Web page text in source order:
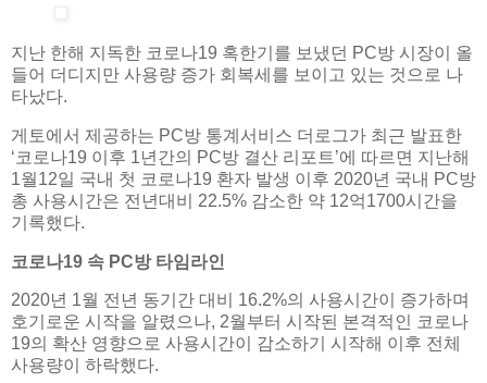
지난 한해 지독한 코로나19 혹한기를 보냈던 PC방 시장이 올
들어 더디지만 사용량 증가 회복세를 보이고 있는 것으로 나
타났다.
게토에서 제공하는 PC방 통계서비스 더로그가 최근 발표한
‘코로나19 이후 1년간의 PC방 결산 리포트’에 따르면 지난해
1월12일 국내 첫 코로나19 환자 발생 이후 2020년 국내 PC방
총 사용시간은 전년대비 22.5% 감소한 약 12억1700시간을
기록했다.
코로나19 속 PC방 타임라인
2020년 1월 전년 동기간 대비 16.2%의 사용시간이 증가하며
호기로운 시작을 알렸으나, 2월부터 시작된 본격적인 코로나
19의 확산 영향으로 사용시간이 감소하기 시작해 이후 전체
사용량이 하락했다.